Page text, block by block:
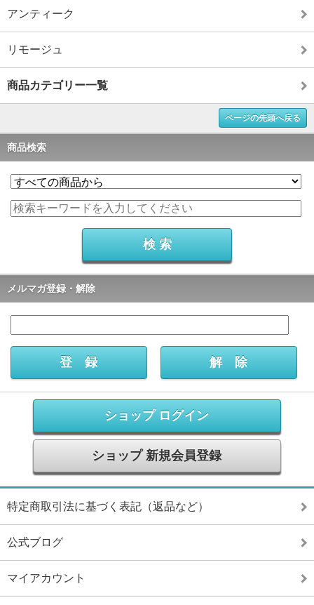
アンティーク
リモージュ
商品カテゴリー一覧
ページの先頭へ戻る
商品検索
メルマガ登録・解除
ショップ ログイン
ショップ 新規会員登録
特定商取引法に基づく表記（返品など）
公式ブログ
マイアカウント